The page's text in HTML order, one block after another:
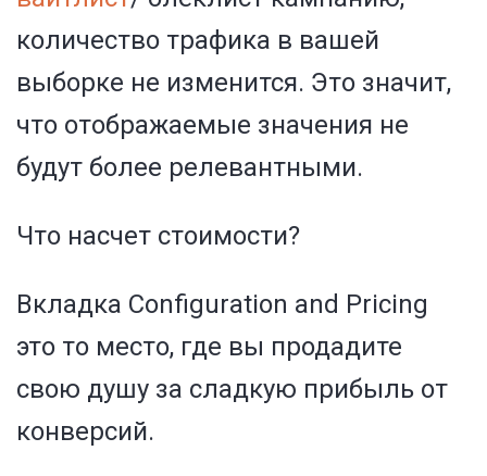
количество трафика в вашей
выборке не изменится. Это значит,
что отображаемые значения не
будут более релевантными.
Что насчет стоимости?
Вкладка Configuration and Pricing
это то место, где вы продадите
свою душу за сладкую прибыль от
конверсий.